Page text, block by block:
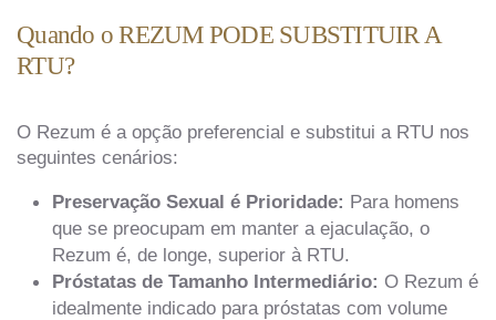
Quando o REZUM PODE SUBSTITUIR A
RTU?
O Rezum é a opção preferencial e substitui a RTU nos
seguintes cenários:
Preservação Sexual é Prioridade: Para homens
que se preocupam em manter a ejaculação, o
Rezum é, de longe, superior à RTU.
Próstatas de Tamanho Intermediário: O Rezum é
idealmente indicado para próstatas com volume